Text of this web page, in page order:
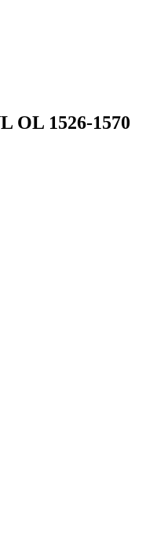
OL 1526-1570